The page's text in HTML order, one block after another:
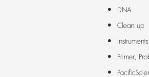
DNA
Clean up
Instruments
Primer,